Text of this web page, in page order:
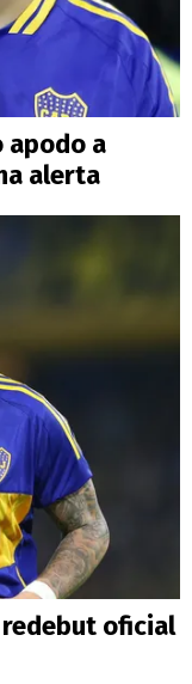
apodo a
alerta
redebut oficial